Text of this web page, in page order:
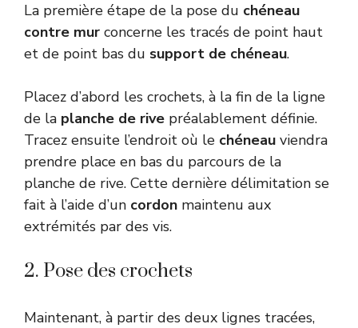
La première étape de la pose du chéneau
contre mur concerne les tracés de point haut
et de point bas du support de chéneau.
Placez d’abord les crochets, à la fin de la ligne
de la planche de rive préalablement définie.
Tracez ensuite l’endroit où le chéneau viendra
prendre place en bas du parcours de la
planche de rive. Cette dernière délimitation se
fait à l’aide d’un cordon maintenu aux
extrémités par des vis.
2. Pose des crochets
Maintenant, à partir des deux lignes tracées,